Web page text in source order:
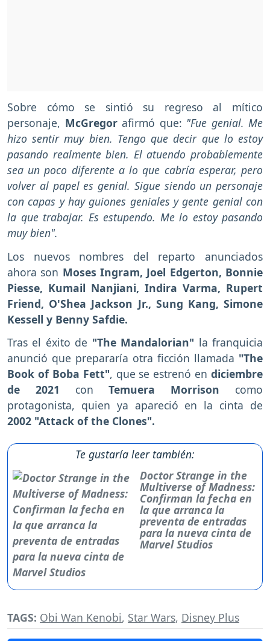
Sobre cómo se sintió su regreso al mítico
personaje, McGregorafirmó que: "Fue genial. Me
hizo sentir muy bien. Tengo que decir que lo estoy
pasando realmente bien. El atuendo probablemente
sea un poco diferente a lo que cabría esperar, pero
volver al papel es genial. Sigue siendo un personaje
con capas y hay guiones geniales y gente genial con
la que trabajar. Es estupendo. Me lo estoy pasando
muy bien".
Los nuevos nombres del reparto anunciados
ahora son Moses Ingram, Joel Edgerton, Bonnie
Piesse, Kumail Nanjiani, Indira Varma, Rupert
Friend, O'Shea Jackson Jr., Sung Kang, Simone
Kessell y Benny Safdie.
Tras el éxito de "The Mandalorian" la franquicia
anunció que prepararía otra ficción llamada "The
Book of Boba Fett", que se estrenó en diciembre
de 2021 con Temuera Morrison como
protagonista, quien ya apareció en la cinta de
2002 "Attack of the Clones".
Te gustaría leer también:
Doctor Strange in the
Multiverse of Madness:
Confirman la fecha en
la que arranca la
preventa de entradas
para la nueva cinta de
Marvel Studios
TAGS: Obi Wan Kenobi, Star Wars, Disney Plus